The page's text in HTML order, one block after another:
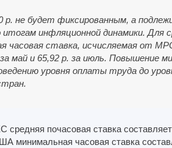
р. не будет фиксированным, а
итогам инфляционной динамики. Для
часовая ставка, исчисляемая от
май и 65,92 р. за июль. Повышение
уровня оплаты труда до
средняя почасовая ставка
минимальная часовая ставка